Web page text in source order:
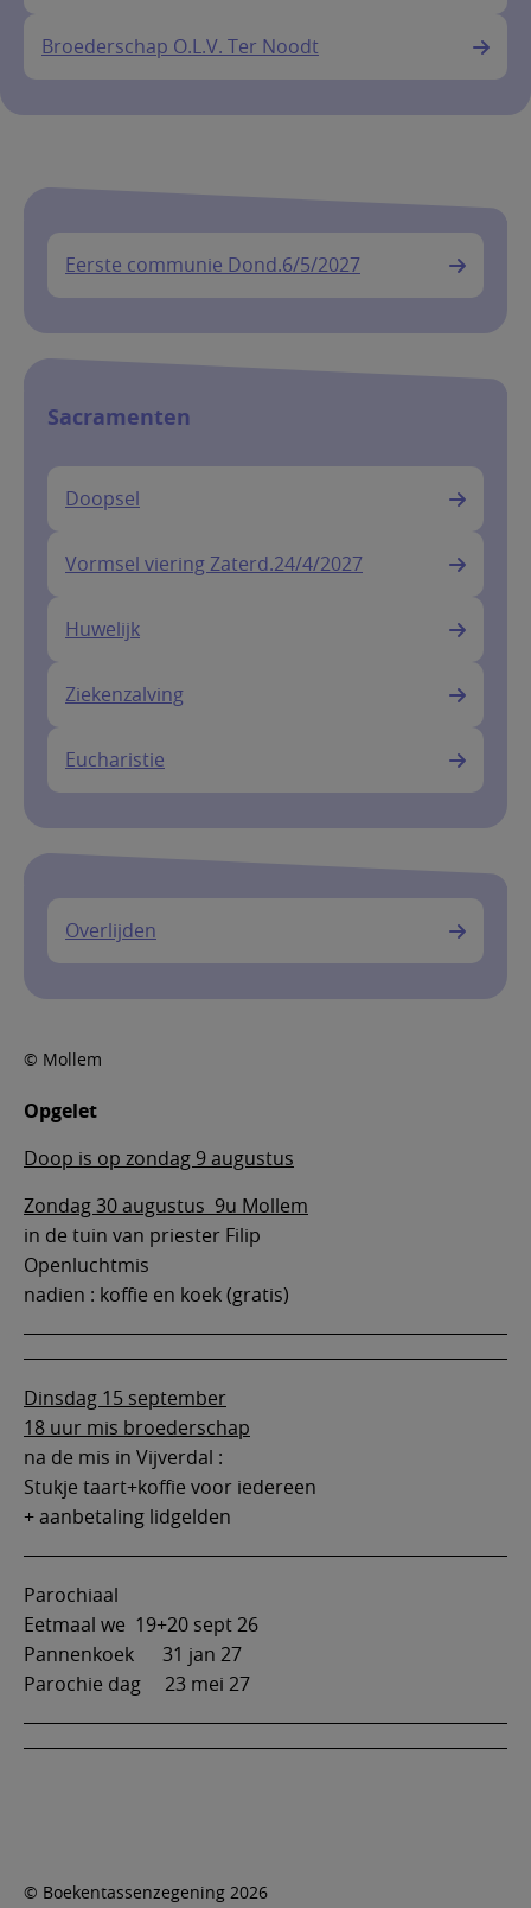
Broederschap O.L.V. Ter Noodt
Eerste communie Dond.6/5/2027
Sacramenten
Doopsel
Vormsel viering Zaterd.24/4/2027
Huwelijk
Ziekenzalving
Eucharistie
Overlijden
© Mollem
Opgelet
Doop is op zondag 9 augustus
Zondag 30 augustus 9u Mollem
in de tuin van priester Filip
Openluchtmis
nadien : koffie en koek (gratis)
Dinsdag 15 september
18 uur mis broederschap
na de mis in Vijverdal :
Stukje taart+koffie voor iedereen
+ aanbetaling lidgelden
Parochiaal
Eetmaal we 19+20 sept 26
Pannenkoek 31 jan 27
Parochie dag 23 mei 27
© Boekentassenzegening 2026